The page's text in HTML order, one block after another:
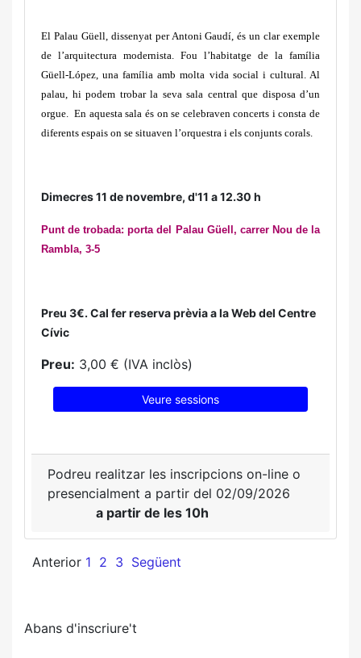
El Palau Güell, dissenyat per Antoni Gaudí, és un clar exemple
de l’arquitectura modernista. Fou l’habitatge de la família
Güell-López, una família amb molta vida social i cultural. Al
palau, hi podem trobar la seva sala central que disposa d’un
orgue. En aquesta sala és on se celebraven concerts i consta de
diferents espais on se situaven l’orquestra i els conjunts corals.
Dimecres 11 de novembre, d'11 a 12.30 h
Punt de trobada: porta del Palau Güell, carrer Nou de la
Rambla, 3-5
Preu 3€. Cal fer reserva prèvia a la Web del Centre
Cívic
Preu: 3,00 € (IVA inclòs)
Veure sessions
Podreu realitzar les inscripcions on-line o
presencialment a partir del 02/09/2026
a partir de les 10h
Anterior 1 2 3 Següent
Abans d'inscriure't